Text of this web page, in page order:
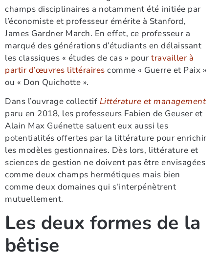
champs disciplinaires a notamment été initiée par
l’économiste et professeur émérite à Stanford,
James Gardner March. En effet, ce professeur a
marqué des générations d’étudiants en délaissant
les classiques « études de cas » pour travailler à
partir d’œuvres littéraires comme « Guerre et Paix »
ou « Don Quichotte ».
Dans l’ouvrage collectif Littérature et management
paru en 2018, les professeurs Fabien de Geuser et
Alain Max Guénette saluent eux aussi les
potentialités offertes par la littérature pour enrichir
les modèles gestionnaires. Dès lors, littérature et
sciences de gestion ne doivent pas être envisagées
comme deux champs hermétiques mais bien
comme deux domaines qui s’interpénètrent
mutuellement.
Les deux formes de la
bêtise